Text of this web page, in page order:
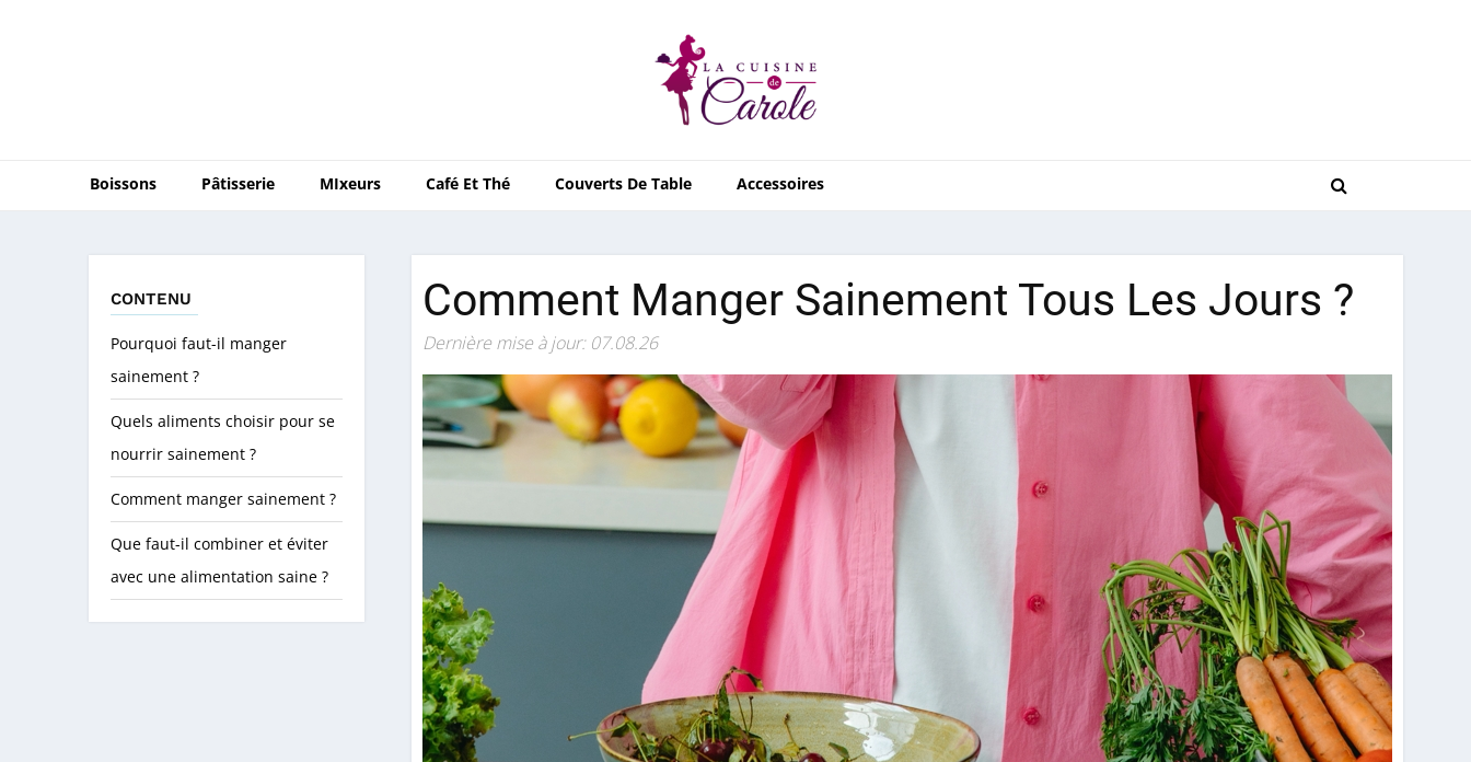
Boissons Pâtisserie MIxeurs Café Et Thé Couverts De Table Accessoires
CONTENU
Pourquoi faut-il manger
sainement ?
Quels aliments choisir pour se
nourrir sainement ?
Comment manger sainement ?
Que faut-il combiner et éviter
avec une alimentation saine ?
Comment Manger Sainement Tous Les Jours ?
Dernière mise à jour: 07.08.26